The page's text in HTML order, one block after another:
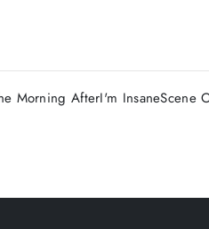
Morning AfterI'm InsaneScene